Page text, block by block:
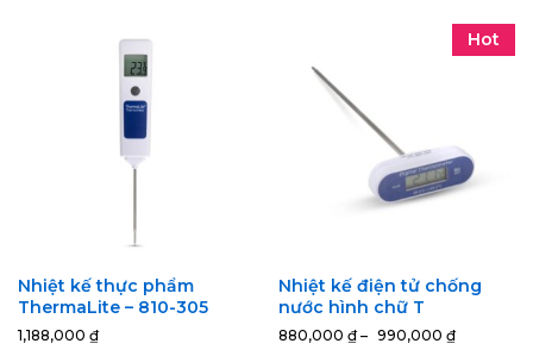
Nhiệt kế thực phẩm
ThermaLite – 810-305
1,188,000 ₫
Hot
Nhiệt kế điện tử chống
nước hình chữ T
880,000 ₫– 990,000 ₫